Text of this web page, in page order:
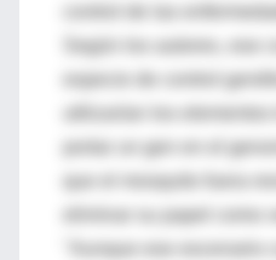
Según los autores, ese
especie de control
portar un gen en el
que el mosquito fuera
eliminar su papel como
"Aunque ese escenario